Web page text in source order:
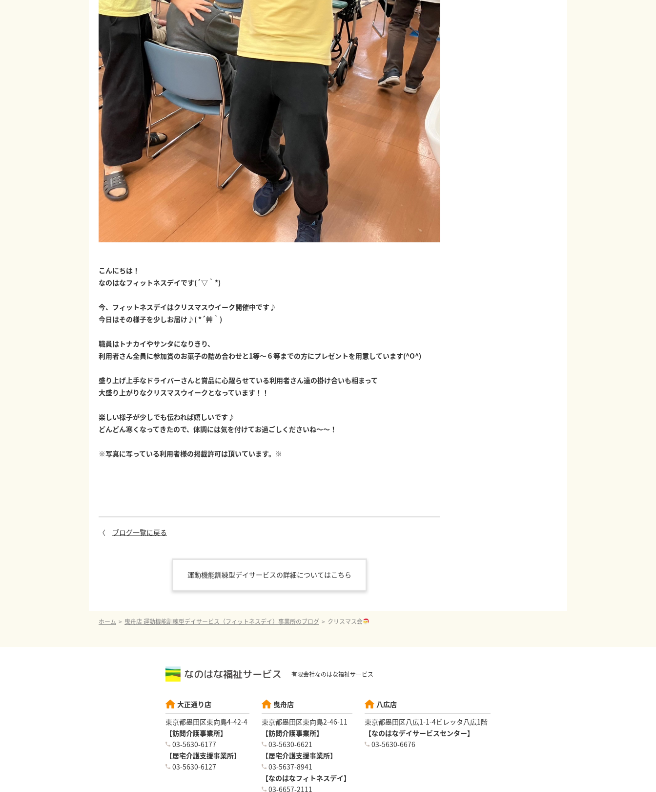
こんにちは！
なのはなフィットネスデイです(´▽｀*)
今、フィットネスデイはクリスマスウイーク開催中です♪
今日はその様子を少しお届け♪( *´艸｀)
職員はトナカイやサンタになりきり、
利用者さん全員に参加賞のお菓子の詰め合わせと1等～６等までの方にプレゼントを用意しています(^O^)
盛り上げ上手なドライバーさんと賞品に心躍らせている利用者さん達の掛け合いも相まって
大盛り上がりなクリスマスウイークとなっています！！
楽しい様子が少しでも伝われば嬉しいです♪
どんどん寒くなってきたので、体調には気を付けてお過ごしくださいね～～！
※写真に写っている利用者様の掲載許可は頂いています。※
〈 ブログ一覧に戻る
運動機能訓練型デイサービスの詳細についてはこちら
ホーム 曳舟店 運動機能訓練型デイサービス（フィットネスデイ）事業所のブログ クリスマス会
有限会社なのはな福祉サービス
大正通り店
東京都墨田区東向島4-42-4
【訪問介護事業所】
03-5630-6177
【居宅介護支援事業所】
03-5630-6127
曳舟店
東京都墨田区東向島2-46-11
【訪問介護事業所】
03-5630-6621
【居宅介護支援事業所】
03-5637-8941
【なのはなフィトネスデイ】
03-6657-2111
八広店
東京都墨田区八広1-1-4ビレッタ八広1階
【なのはなデイサービスセンター】
03-5630-6676